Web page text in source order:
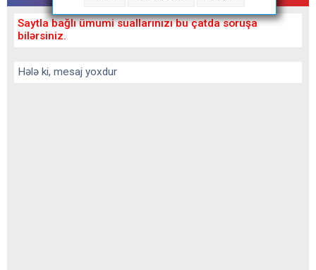
Saytla bağlı ümumi suallarınızı bu çatda soruşa
bilərsiniz.
Hələ ki, mesaj yoxdur